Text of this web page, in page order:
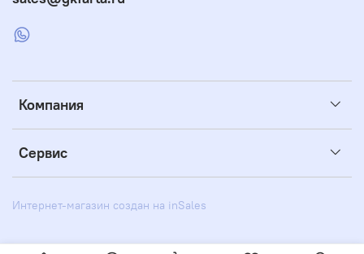
Компания
Сервис
Интернет-магазин создан на inSales